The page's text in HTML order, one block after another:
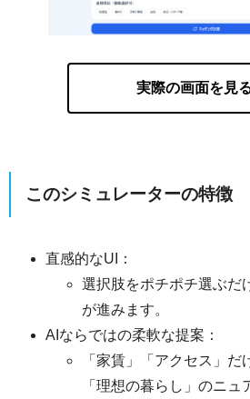
実際の画面を見
このシミュレーターの特徴
直感的なUI：
選択肢をポチポチ選ぶだ
が進みます。
AIならではの柔軟な提案：
「家賃」「アクセス」
「理想の暮らし」のニ